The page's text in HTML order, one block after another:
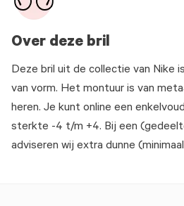
Over deze bril
Deze bril uit de collectie van Nike
van vorm. Het montuur is van
heren. Je kunt online een
sterkte -4 t/m +4. Bij een
adviseren wij extra dunne